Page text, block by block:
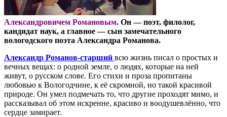
Александровичем Романовым. Он — поэт, филолог,
кандидат наук, а главное — сын замечательного
вологодского поэта Александра Романова.
Александр Романов-старший всю жизнь писал о простых и
вечных вещах: о родной земле, о людях, которые на ней
живут, о русском слове. Его стихи и проза пропитаны
любовью к Вологодчине, к её скромной, но такой красивой
природе. Он умел подмечать то, что другие проходят мимо, и
рассказывал об этом искренне, красиво и воодушевлённо, что
сердце замирает.